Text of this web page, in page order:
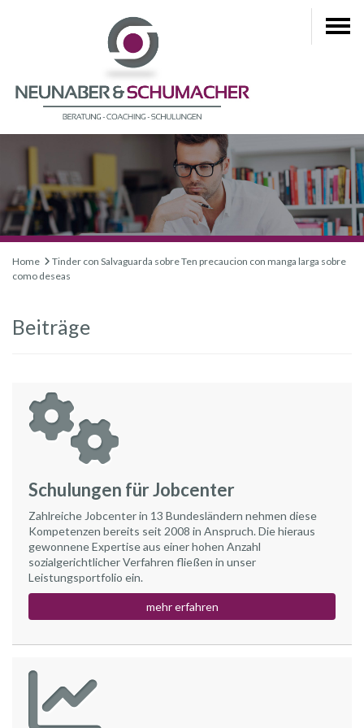
Home
Tinder con Salvaguarda sobre Ten precaucion con manga larga sobre
como deseas
Beiträge
Schulungen für Jobcenter
Zahlreiche Jobcenter in 13 Bundesländern nehmen diese
Kompetenzen bereits seit 2008 in Anspruch. Die hieraus
gewonnene Expertise aus einer hohen Anzahl
sozialgerichtlicher Verfahren fließen in unser
Leistungsportfolio ein.
mehr erfahren